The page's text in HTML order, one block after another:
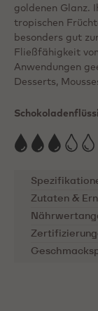
goldenen Glanz.
tropischen
besonders gut
Fließfähigkeit
Anwendungen
Desserts,
Zutaten &
Zutaten:
milchzucker,
Emulgator:
Nährstoffe